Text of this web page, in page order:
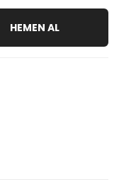
HEMEN AL